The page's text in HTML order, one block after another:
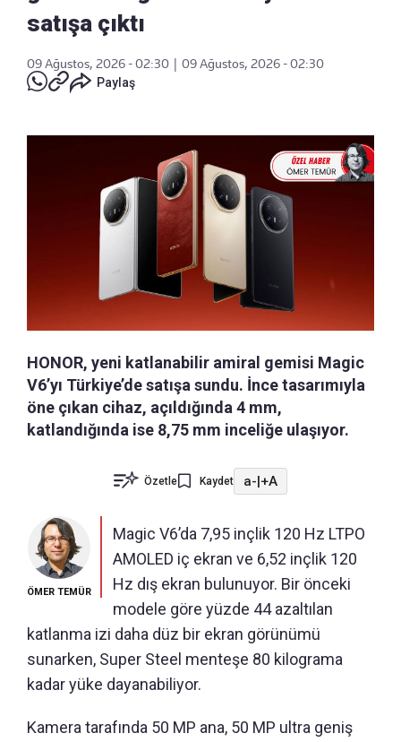
satışa çıktı
09 Ağustos, 2026 - 02:30
09 Ağustos, 2026 - 02:30
Paylaş
HONOR, yeni katlanabilir amiral gemisi Magic
V6’yı Türkiye’de satışa sundu. İnce tasarımıyla
öne çıkan cihaz, açıldığında 4 mm,
katlandığında ise 8,75 mm inceliğe ulaşıyor.
Özetle Kaydet a-|+A
ÖMER TEMÜR
Magic V6’da 7,95 inçlik 120 Hz LTPO
AMOLED iç ekran ve 6,52 inçlik 120
Hz dış ekran bulunuyor. Bir önceki
modele göre yüzde 44 azaltılan
katlanma izi daha düz bir ekran görünümü
sunarken, Super Steel menteşe 80 kilograma
kadar yüke dayanabiliyor.
Kamera tarafında 50 MP ana, 50 MP ultra geniş